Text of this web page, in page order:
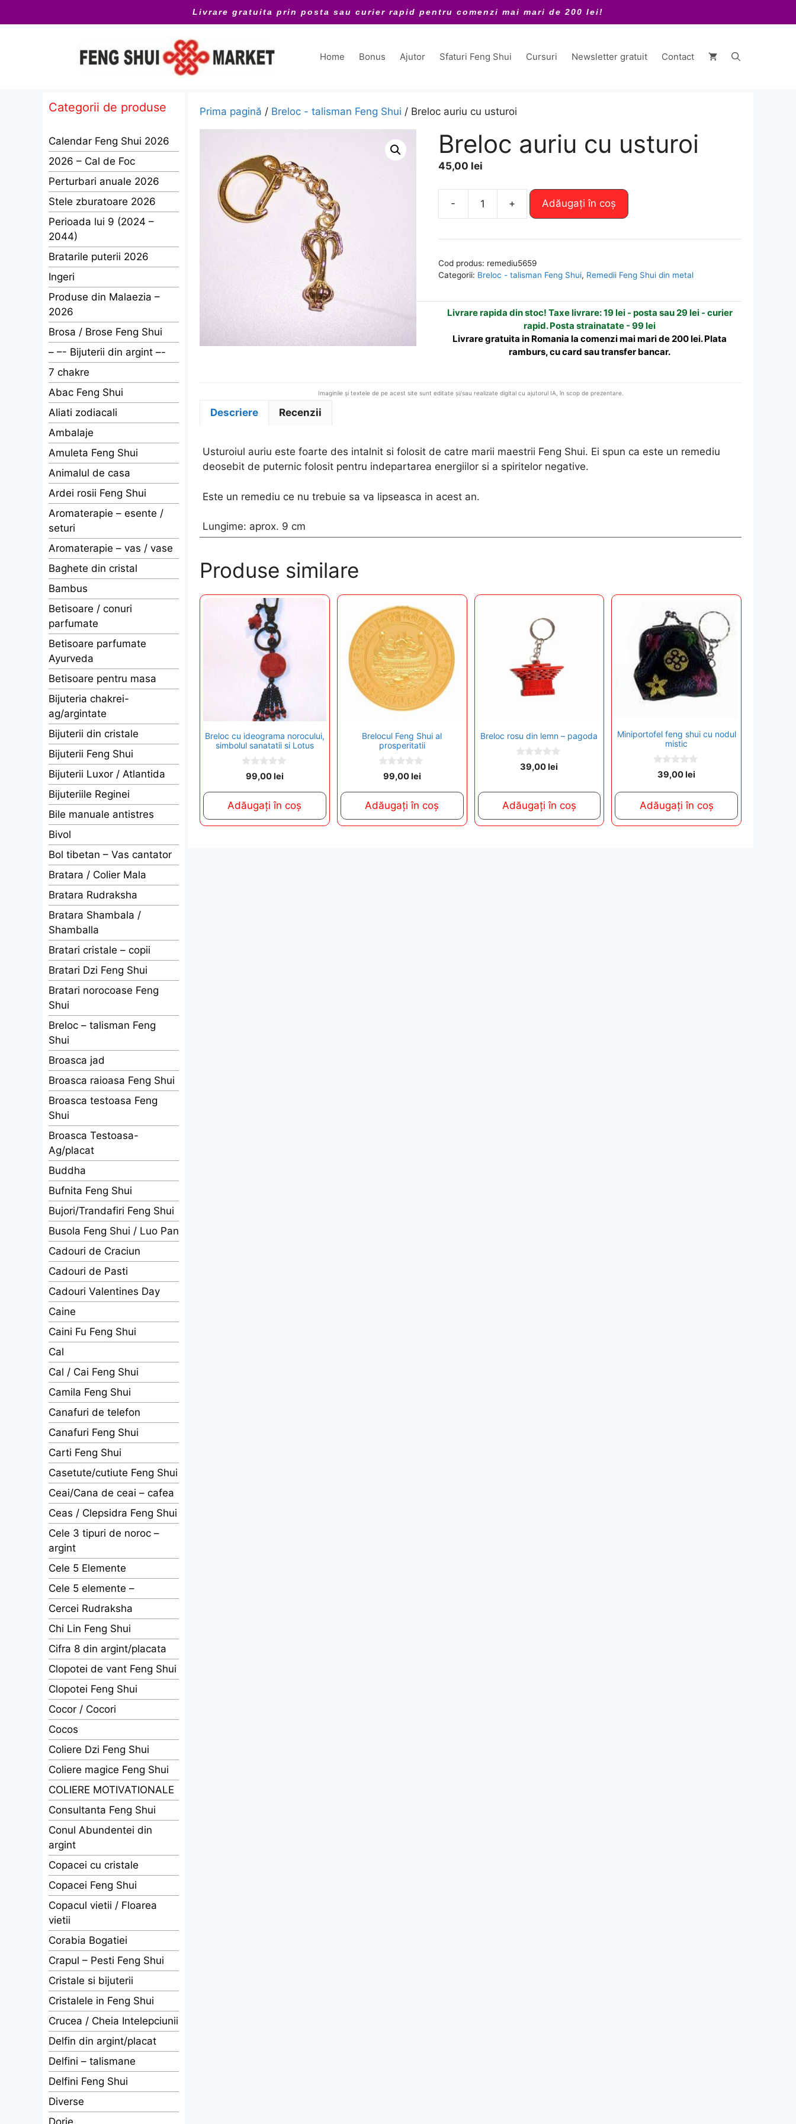
la
Livrare gratuita prin posta sau curier rapid pentru comenzi mai mari de 200 lei!
Home Bonus Ajutor Sfaturi Feng Shui Cursuri Newsletter gratuit Contact
Prima pagină / Breloc - talisman Feng Shui / Breloc auriu cu usturoi
Breloc auriu cu usturoi
45,00 lei
-
auriu
usturoi
+ Adăugați în coș
e
n
t
Cod produs: remediu5659
Categorii: Breloc - talisman Feng Shui, Remedii Feng Shui din metal
Livrare rapida din stoc! Taxe livrare: 19 lei - posta sau 29 lei - curier
rapid. Posta strainatate - 99 lei
Livrare gratuita in Romania la comenzi mai mari de 200 lei. Plata
ramburs, cu card sau transfer bancar.
Imaginile și textele de pe acest site sunt editate și/sau realizate digital cu ajutorul IA, în scop de prezentare.
Descriere Recenzii
Usturoiul auriu este foarte des intalnit si folosit de catre marii maestrii Feng Shui. Ei spun ca este un remediu
deosebit de puternic folosit pentru indepartarea energiilor si a spiritelor negative.
Este un remediu ce nu trebuie sa va lipseasca in acest an.
Lungime: aprox. 9 cm
Produse similare
Breloc cu ideograma norocului,
simbolul sanatatii si Lotus
0
o
5
99,00 lei
Adăugați în coș
Brelocul Feng Shui al
prosperitatii
0
o
5
99,00 lei
Adăugați în coș
Breloc rosu din lemn – pagoda
0
o
f
39,00 lei
Adăugați în coș
Miniportofel feng shui cu nodul
mistic
o
o
f
5
39,00 lei
Adăugați în coș
Categorii de produse
Calendar Feng Shui 2026
2026 – Cal de Foc
Perturbari anuale 2026
Stele zburatoare 2026
Perioada lui 9 (2024 –
2044)
Bratarile puterii 2026
Ingeri
Produse din Malaezia –
2026
Brosa / Brose Feng Shui
– –- Bijuterii din argint –-
7 chakre
Abac Feng Shui
Aliati zodiacali
Ambalaje
Amuleta Feng Shui
Animalul de casa
Ardei rosii Feng Shui
Aromaterapie – esente /
seturi
Aromaterapie – vas / vase
Baghete din cristal
Bambus
Betisoare / conuri
parfumate
Betisoare parfumate
Ayurveda
Betisoare pentru masa
Bijuteria chakrei-
ag/argintate
Bijuterii din cristale
Bijuterii Feng Shui
Bijuterii Luxor / Atlantida
Bijuteriile Reginei
Bile manuale antistres
Bivol
Bol tibetan – Vas cantator
Bratara / Colier Mala
Bratara Rudraksha
Bratara Shambala /
Shamballa
Bratari cristale – copii
Bratari Dzi Feng Shui
Bratari norocoase Feng
Shui
Breloc – talisman Feng
Shui
Broasca jad
Broasca raioasa Feng Shui
Broasca testoasa Feng
Shui
Broasca Testoasa-
Ag/placat
Buddha
Bufnita Feng Shui
Bujori/Trandafiri Feng Shui
Busola Feng Shui / Luo Pan
Cadouri de Craciun
Cadouri de Pasti
Cadouri Valentines Day
Caine
Caini Fu Feng Shui
Cal
Cal / Cai Feng Shui
Camila Feng Shui
Canafuri de telefon
Canafuri Feng Shui
Carti Feng Shui
Casetute/cutiute Feng Shui
Ceai/Cana de ceai – cafea
Ceas / Clepsidra Feng Shui
Cele 3 tipuri de noroc –
argint
Cele 5 Elemente
Cele 5 elemente –
Cercei Rudraksha
Chi Lin Feng Shui
Cifra 8 din argint/placata
Clopotei de vant Feng Shui
Clopotei Feng Shui
Cocor / Cocori
Cocos
Coliere Dzi Feng Shui
Coliere magice Feng Shui
COLIERE MOTIVATIONALE
Consultanta Feng Shui
Conul Abundentei din
argint
Copacei cu cristale
Copacei Feng Shui
Copacul vietii / Floarea
vietii
Corabia Bogatiei
Crapul – Pesti Feng Shui
Cristale si bijuterii
Cristalele in Feng Shui
Crucea / Cheia Intelepciunii
Delfin din argint/placat
Delfini – talismane
Delfini Feng Shui
Diverse
Dorje